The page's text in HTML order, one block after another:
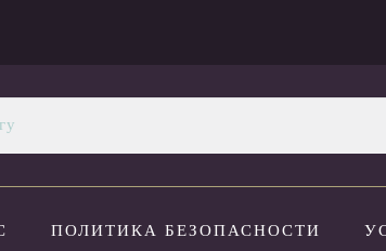
ПОЛИТИКА БЕЗОПАСНОСТИ